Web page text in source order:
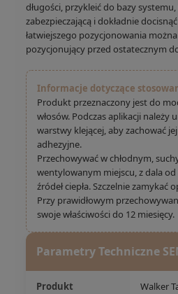
długości, przykleić do bazy
zabezpieczającą i dokładnie
łatwiejszego pozycjonowania
pozycjonujący przed ostatecznym
Informacje dotyczące
Produkt przeznaczony jest do
włosów. Podczas aplikacji należy
warstwy klejącej, aby zachować jej
adhezyjne.
Przechowywać w chłodnym,
wentylowanym miejscu, z dala od
źródeł ciepła. Szczelnie zamykać
Przy prawidłowym
swoje właściwości do 12 miesięcy.
Parametry Techniczne
Produkt Walker